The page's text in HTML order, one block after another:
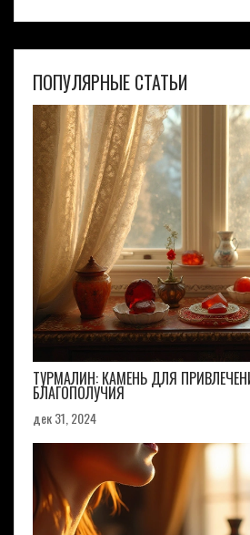
ПОПУЛЯРНЫЕ СТАТЬИ
ТУРМАЛИН: КАМЕНЬ ДЛЯ
БЛАГОПОЛУЧИЯ
дек 31, 2024